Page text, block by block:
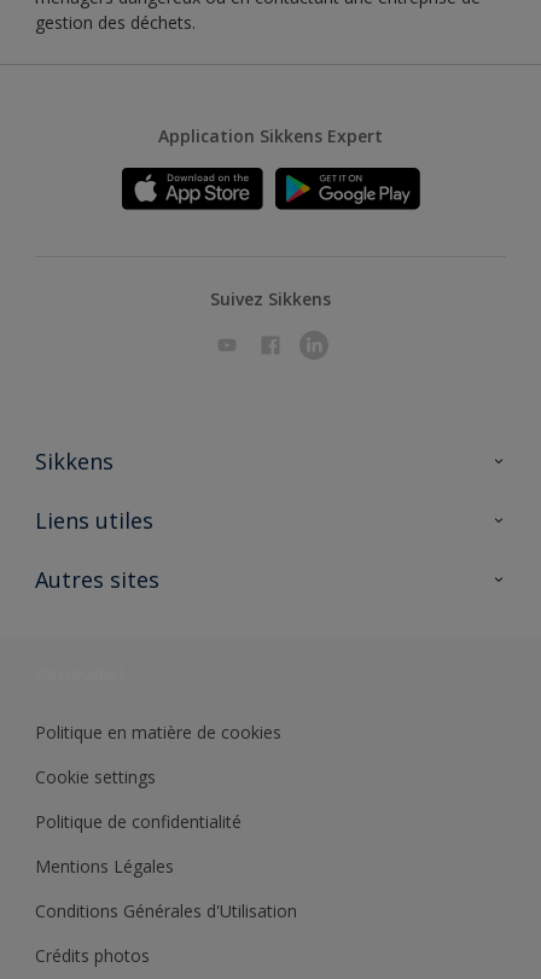
gestion des déchets.
Application Sikkens Expert
Suivez Sikkens
Sikkens
A propos de Sikkens
Liens utiles
Ouvrir un magasin PASS
Autres sites
Politique en matière de cookies
Cookie settings
Politique de confidentialité
Mentions Légales
Conditions Générales d'Utilisation
Crédits photos